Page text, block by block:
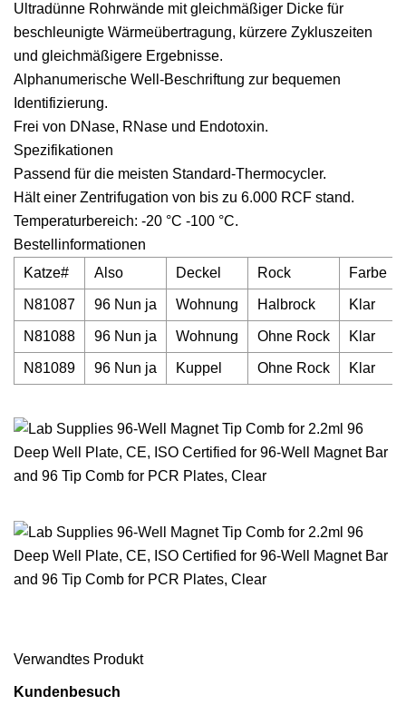
Ultradünne Rohrwände mit gleichmäßiger Dicke für
beschleunigte Wärmeübertragung, kürzere Zykluszeiten
und gleichmäßigere Ergebnisse.
Alphanumerische Well-Beschriftung zur bequemen
Identifizierung.
Frei von DNase, RNase und Endotoxin.
Spezifikationen
Passend für die meisten Standard-Thermocycler.
Hält einer Zentrifugation von bis zu 6.000 RCF stand.
Temperaturbereich: -20 °C -100 °C.
Bestellinformationen
Katze#
Also Deckel Rock Farbe
N81087 96 Nun ja Wohnung Halbrock Klar
N81088 96 Nun ja Wohnung Ohne Rock Klar
N81089 96 Nun ja Kuppel Ohne Rock Klar
Verwandtes Produkt
Kundenbesuch